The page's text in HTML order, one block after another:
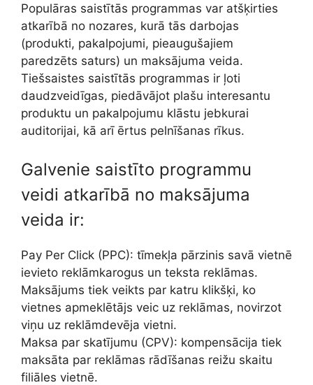
Populāras saistītās programmas var atšķirties
atkarībā no nozares, kurā tās darbojas
(produkti, pakalpojumi, pieaugušajiem
paredzēts saturs) un maksājuma veida.
Tiešsaistes saistītās programmas ir ļoti
daudzveidīgas, piedāvājot plašu interesantu
produktu un pakalpojumu klāstu jebkurai
auditorijai, kā arī ērtus pelnīšanas rīkus.
Galvenie saistīto programmu
veidi atkarībā no maksājuma
veida ir:
Pay Per Click (PPC): tīmekļa pārzinis savā vietnē
ievieto reklāmkarogus un teksta reklāmas.
Maksājums tiek veikts par katru klikšķi, ko
vietnes apmeklētājs veic uz reklāmas, novirzot
viņu uz reklāmdevēja vietni.
Maksa par skatījumu (CPV): kompensācija tiek
maksāta par reklāmas rādīšanas reižu skaitu
filiāles vietnē.